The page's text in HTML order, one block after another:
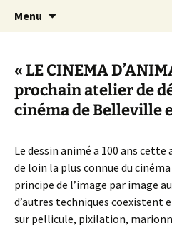
Canal Marches
Menu
« LE CINEMA
prochain atelier de
cinéma de Belleville
Le dessin animé a 100 ans
de loin la plus connue du
principe de l’image par image
d’autres techniques
sur pellicule, pixilation,